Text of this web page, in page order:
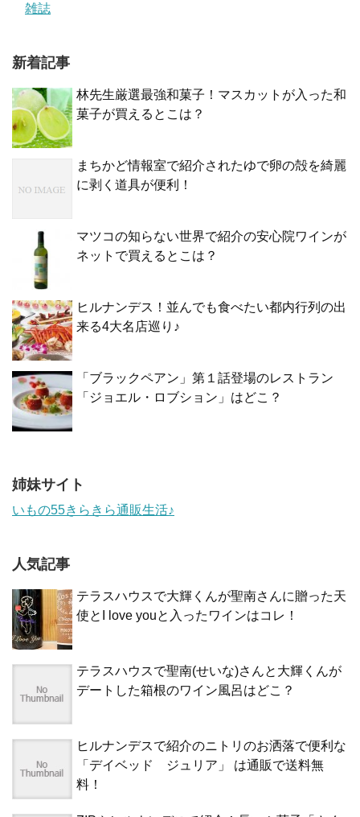
雑誌
新着記事
林先生厳選最強和菓子！マスカットが入った和
菓子が買えるとこは？
まちかど情報室で紹介されたゆで卵の殻を綺麗
に剥く道具が便利！
マツコの知らない世界で紹介の安心院ワインが
ネットで買えるとこは？
ヒルナンデス！並んでも食べたい都内行列の出
来る4大名店巡り♪
「ブラックペアン」第１話登場のレストラン
「ジョエル・ロブション」はどこ？
姉妹サイト
いもの55きらきら通販生活♪
人気記事
テラスハウスで大輝くんが聖南さんに贈った天
使とI love youと入ったワインはコレ！
テラスハウスで聖南(せいな)さんと大輝くんが
デートした箱根のワイン風呂はどこ？
ヒルナンデスで紹介のニトリのお洒落で便利な
「デイベッド ジュリア」 は通販で送料無
料！